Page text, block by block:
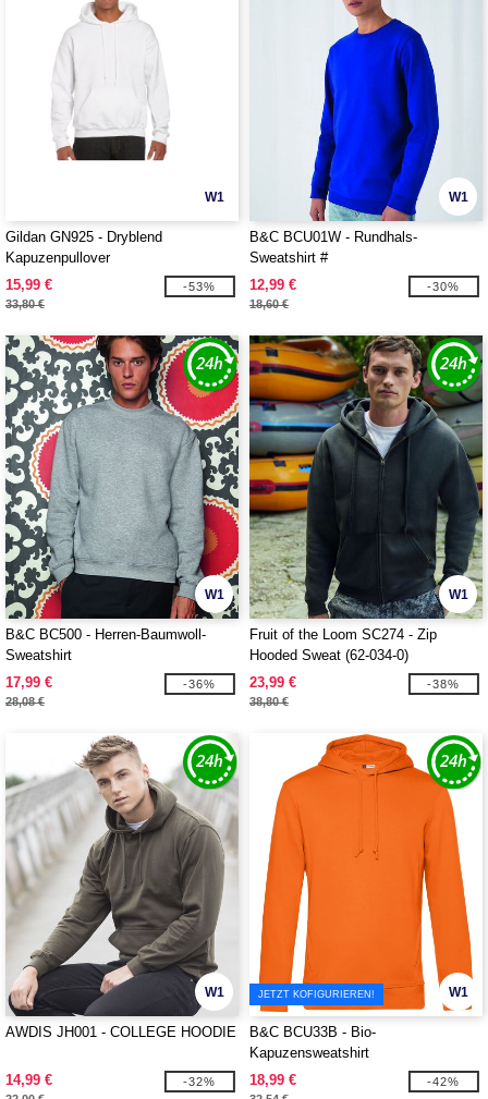
W1
Gildan GN925 - Dryblend
Kapuzenpullover
15,99 €
33,80 €
-53%
W1
B&C BCU01W - Rundhals-
Sweatshirt #
12,99 €
18,60 €
-30%
W1
B&C BC500 - Herren-Baumwoll-
Sweatshirt
17,99 €
28,08 €
-36%
W1
Fruit of the Loom SC274 - Zip
Hooded Sweat (62-034-0)
23,99 €
38,80 €
-38%
W1
AWDIS JH001 - COLLEGE HOODIE
14,99 € -32%
W1
JETZT KOFIGURIEREN!
B&C BCU33B - Bio-
Kapuzensweatshirt
18,99 €
-42%